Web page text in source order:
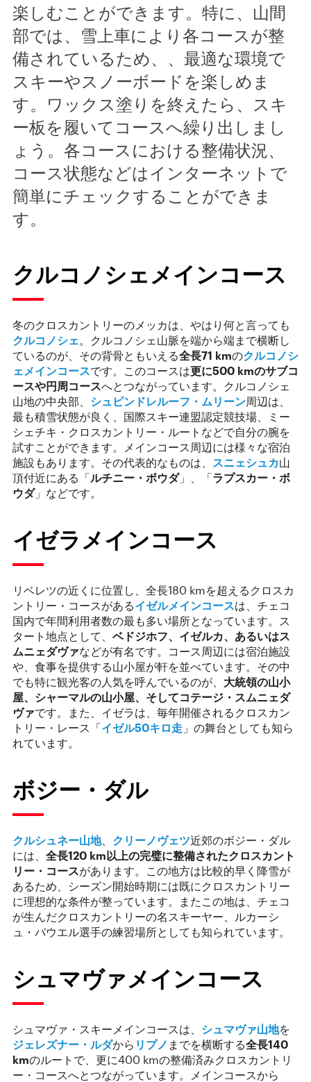
楽しむことができます。特に、山間
部では、雪上車により各コースが整
備されているため、、最適な環境で
スキーやスノーボードを楽しめま
す。ワックス塗りを終えたら、スキ
ー板を履いてコースへ繰り出しまし
ょう。各コースにおける整備状況、
コース状態などはインターネットで
簡単にチェックすることができま
す。
クルコノシェメインコース
冬のクロスカントリーのメッカは、やはり何と言っても
クルコノシェ。クルコノシェ山脈を端から端まで横断し
ているのが、その背骨ともいえる全長71 kmのクルコノシ
ェメインコースです。このコースは更に500 kmのサブコ
ースや円周コースへとつながっています。クルコノシェ
山地の中央部、 シュピンドレルーフ・ムリーン周辺は、
最も積雪状態が良く、国際スキー連盟認定競技場、ミー
シェチキ・クロスカントリー・ルートなどで自分の腕を
試すことができます。メインコース周辺には様々な宿泊
施設もあります。その代表的なものは、
スニェシュカ山
頂付近にある「ルチニー・ボウダ」、「ラプスカー・ボ
ウダ」などです。
イゼラメインコース
リベレツの近くに位置し、全長180 kmを超えるクロスカ
ントリー・コースがあるイゼルメインコースは、チェコ
国内で年間利用者数の最も多い場所となっています。ス
タート地点として、 ベドジホフ、イゼルカ、あるいはス
ムニェダヴァなどが有名です。コース周辺には宿泊施設
や、食事を提供する山小屋が軒を並べています。その中
でも特に観光客の人気を呼んでいるのが、 大統領の山小
屋、シャーマルの山小屋、そしてコテージ・スムニェダ
ヴァです。また、イゼラは、毎年開催されるクロスカン
トリー・レース「イゼル50キロ走 」の舞台としても知ら
れています。
ボジー・ダル
クルシュネー山地、 クリーノヴェツ近郊のボジー・ダル
には、 全長120 km以上の完璧に整備されたクロスカント
リー・コースがあります。この地方は比較的早く降雪が
あるため、シーズン開始時期には既にクロスカントリー
に理想的な条件が整っています。またこの地は、チェコ
が生んだクロスカントリーの名スキーヤー、ルカーシ
ュ・バウエル選手の練習場所としても知られています。
シュマヴァメインコース
シュマヴァ・スキーメインコースは、 シュマヴァ山地を
ジェレズナー・ルダから リプノ までを横断する全長140
kmのルートで、更に400 kmの整備済みクロスカントリ
ー・コースへとつながっています。メインコースから